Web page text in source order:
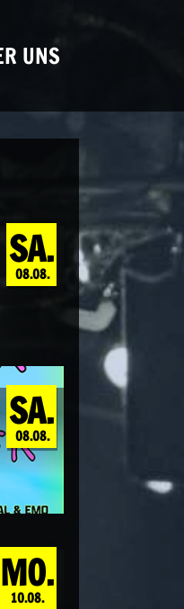
UNS
SA.
08.08.
SA.
08.08.
MO.
10.08.